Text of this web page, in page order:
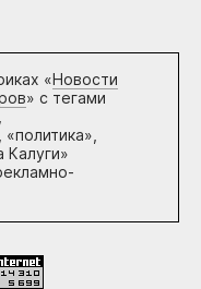
«Новости
» с тегами
Калуги»